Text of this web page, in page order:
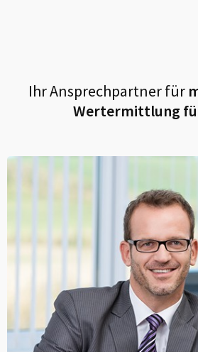
Ihr Ansprechpartner für
Wertermittlung